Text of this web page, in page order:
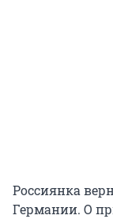
Россиянка
Германии. О